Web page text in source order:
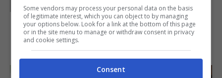
2013, spaziando tra tutte le tipologie di ricette, con un
occhio di riguardo a quelle della tradizione regionale.
IN PRIMO PIANO
Some vendors may process your personal data on the basis
of legitimate interest, which you can object to by managing
your options below. Look for a link at the bottom of this page
or in the site menu to manage or withdraw consent in privacy
and cookie settings.
Consent